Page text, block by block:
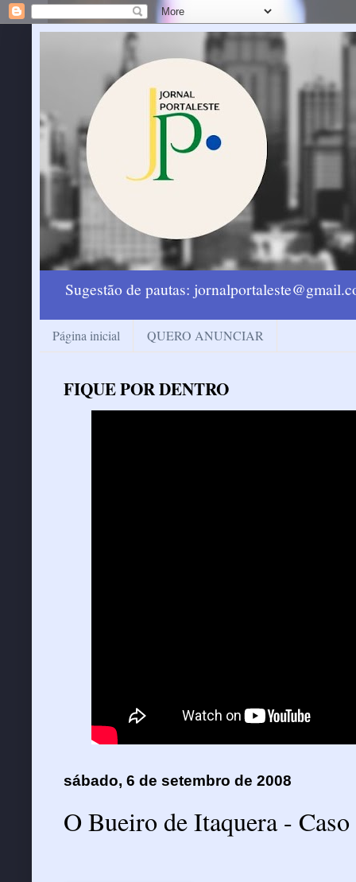
Sugestão de pautas:
Página inicial QUERO ANUNCIAR
FIQUE POR DENTRO
sábado, 6 de setembro de 2008
O Bueiro de Itaquera -